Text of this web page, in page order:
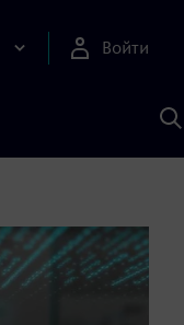
Войти